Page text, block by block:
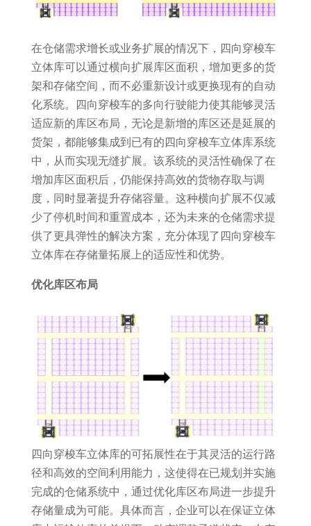
在仓储需求增长或业务扩展的情况下，四向穿梭车
立体库可以通过横向扩展库区面积，增加更多的货
架和存储空间，而不必重新设计或更换现有的自动
化系统。四向穿梭车的多向行驶能力使其能够灵活
适应新的库区布局，无论是新增的库区还是延展的
货架，都能够集成到已有的四向穿梭车立体库系统
中，从而实现无缝扩展。该系统的灵活性确保了在
增加库区面积后，仍能保持高效的货物存取与调
度，同时显著提升存储容量。这种横向扩展不仅减
少了停机时间和重置成本，还为未来的仓储需求提
供了更具弹性的解决方案，充分体现了四向穿梭车
立体库在存储量拓展上的适应性和优势。
优化库区布局
四向穿梭车立体库的可拓展性在于其灵活的运行路
径和高效的空间利用能力，这使得在已规划并实施
完成的仓储系统中，通过优化库区布局进一步提升
存储量成为可能。具体而言，企业可以在保证立体